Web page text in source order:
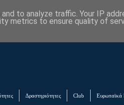
Δραστηριότητες Club Ευρωπαϊκά
to analyze traffic. Your IP
metrics to ensure quality of